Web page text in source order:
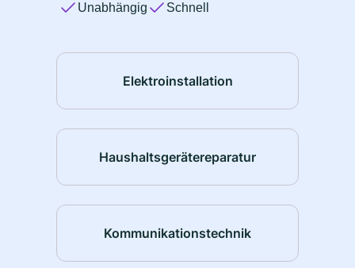
Unabhängig
Schnell
Elektroinstallation
Haushaltsgerätereparatur
Kommunikationstechnik